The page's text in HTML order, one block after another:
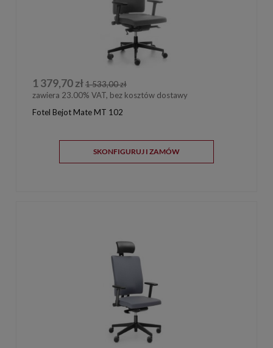
1 379,70 zł1 533,00 zł
zawiera 23.00% VAT, bez kosztów dostawy
Fotel Bejot Mate MT 102
SKONFIGURUJ I ZAMÓW